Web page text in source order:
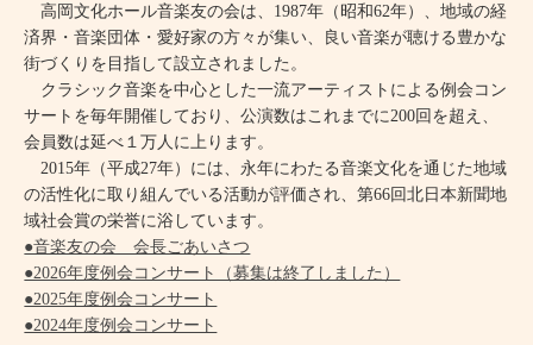
高岡文化ホール音楽友の会は、1987年（昭和62年）、地域の経
済界・音楽団体・愛好家の方々が集い、良い音楽が聴ける豊かな
街づくりを目指して設立されました。
クラシック音楽を中心とした一流アーティストによる例会コン
サートを毎年開催しており、公演数はこれまでに200回を超え、
会員数は延べ１万人に上ります。
2015年（平成27年）には、永年にわたる音楽文化を通じた地域
の活性化に取り組んでいる活動が評価され、第66回北日本新聞地
域社会賞の栄誉に浴しています。
●音楽友の会 会長ごあいさつ
●2026年度例会コンサート（募集は終了しました）
●2025年度例会コンサート
●2024年度例会コンサート